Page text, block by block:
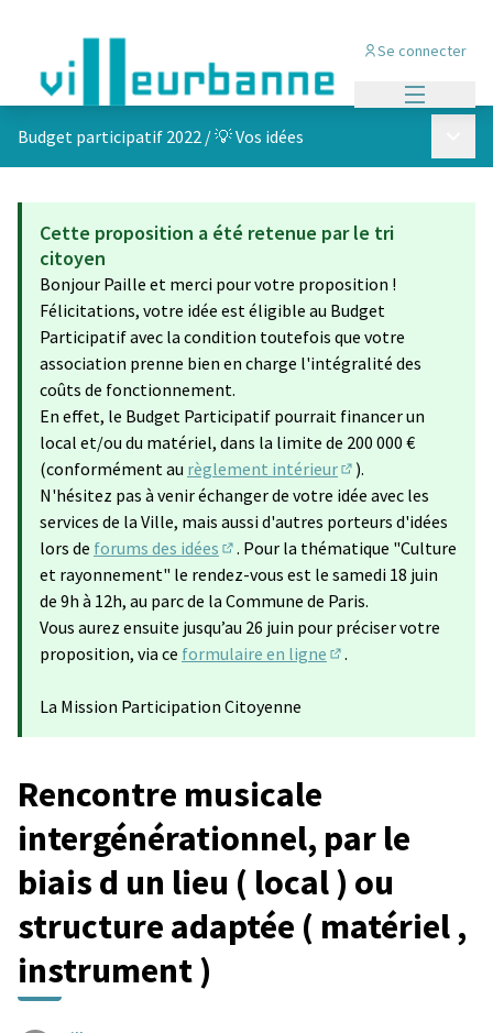
Se connecter
Budget participatif 2022 /💡 Vos idées
Cette proposition a été retenue par le tri
citoyen
Bonjour Paille et merci pour votre proposition !
Félicitations, votre idée est éligible au Budget
Participatif avec la condition toutefois que votre
association prenne bien en charge l'intégralité des
coûts de fonctionnement.
En effet, le Budget Participatif pourrait financer un
local et/ou du matériel, dans la limite de 200 000 €
(conformément au règlement intérieur
(S'ouvre dans un
).
N'hésitez pas à venir échanger de votre idée avec les
services de la Ville, mais aussi d'autres porteurs d'idées
lors de forums des idées
(S'ouvre dans un nouvel onglet)
. Pour la thématique "Culture
et rayonnement" le rendez-vous est le samedi 18 juin
de 9h à 12h, au parc de la Commune de Paris.
Vous aurez ensuite jusqu’au 26 juin pour préciser votre
proposition, via ce formulaire en ligne
.
La Mission Participation Citoyenne
Rencontre musicale
intergénérationnel, par le
biais d un lieu ( local ) ou
structure adaptée ( matériel ,
instrument )